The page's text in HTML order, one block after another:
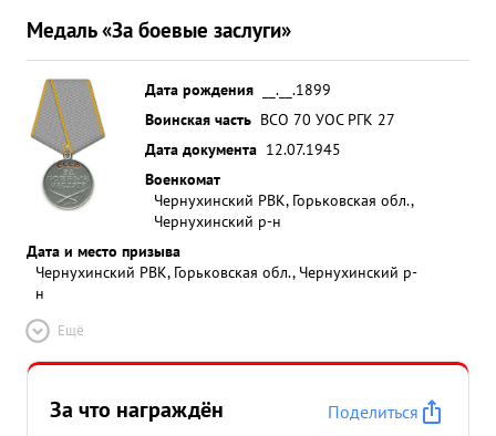
Медаль «За боевые заслуги»
Дата рождения
__.__.1899
Воинская часть ВСО 70 УОС РГК 27
Дата документа 12.07.1945
Военкомат
Чернухинский РВК, Горьковская обл.,
Чернухинский р-н
Дата и место призыва
Чернухинский РВК, Горьковская обл., Чернухинский р-
н
Ещё
За что награждён
Поделиться